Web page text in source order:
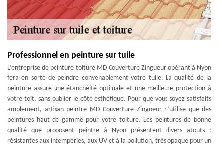
Professionnel en peinture sur tuile
L’entreprise de peinture toiture MD Couverture Zingueur opérant à Nyon
fera en sorte de peindre convenablement votre tuile. La qualité de la
peinture assure une étanchéité optimale et une meilleure protection à
votre toit, sans oublier le côté esthétique. Pour que vous soyez satisfaits
amplement, artisan peintre MD Couverture Zingueur n’utilise que des
peintures haut de gamme pour votre toiture. Les peintures de bonne
qualité que proposent peintre à Nyon présentent divers atouts :
résistantes aux intempéries, aux UV et à la pollution, très opaque pour un